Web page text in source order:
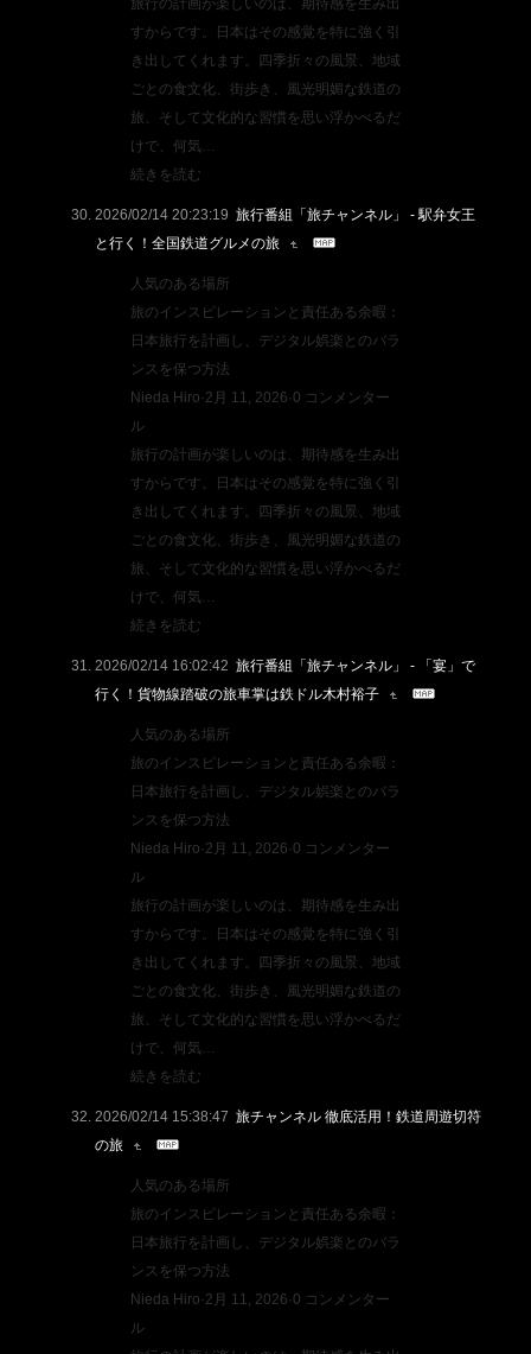
旅行の計画が楽しいのは、期待感を生み出
すからです。日本はその感覚を特に強く引
き出してくれます。四季折々の風景、地域
ごとの食文化、街歩き、風光明媚な鉄道の
旅、そして文化的な習慣を思い浮かべるだ
けで、何気…
続きを読む
2026/02/14 20:23:19 旅行番組「旅チャンネル」 - 駅弁女王
と行く！全国鉄道グルメの旅
人気のある場所
旅のインスピレーションと責任ある余暇：
日本旅行を計画し、デジタル娯楽とのバラ
ンスを保つ方法
Nieda Hiro·2月 11, 2026·0 コンメンター
ル
旅行の計画が楽しいのは、期待感を生み出
すからです。日本はその感覚を特に強く引
き出してくれます。四季折々の風景、地域
ごとの食文化、街歩き、風光明媚な鉄道の
旅、そして文化的な習慣を思い浮かべるだ
けで、何気…
続きを読む
2026/02/14 16:02:42 旅行番組「旅チャンネル」 - 「宴」で
行く！貨物線踏破の旅車掌は鉄ドル木村裕子
人気のある場所
旅のインスピレーションと責任ある余暇：
日本旅行を計画し、デジタル娯楽とのバラ
ンスを保つ方法
Nieda Hiro·2月 11, 2026·0 コンメンター
ル
旅行の計画が楽しいのは、期待感を生み出
すからです。日本はその感覚を特に強く引
き出してくれます。四季折々の風景、地域
ごとの食文化、街歩き、風光明媚な鉄道の
旅、そして文化的な習慣を思い浮かべるだ
けで、何気…
続きを読む
2026/02/14 15:38:47 旅チャンネル 徹底活用！鉄道周遊切符
の旅
人気のある場所
旅のインスピレーションと責任ある余暇：
日本旅行を計画し、デジタル娯楽とのバラ
ンスを保つ方法
Nieda Hiro·2月 11, 2026·0 コンメンター
ル